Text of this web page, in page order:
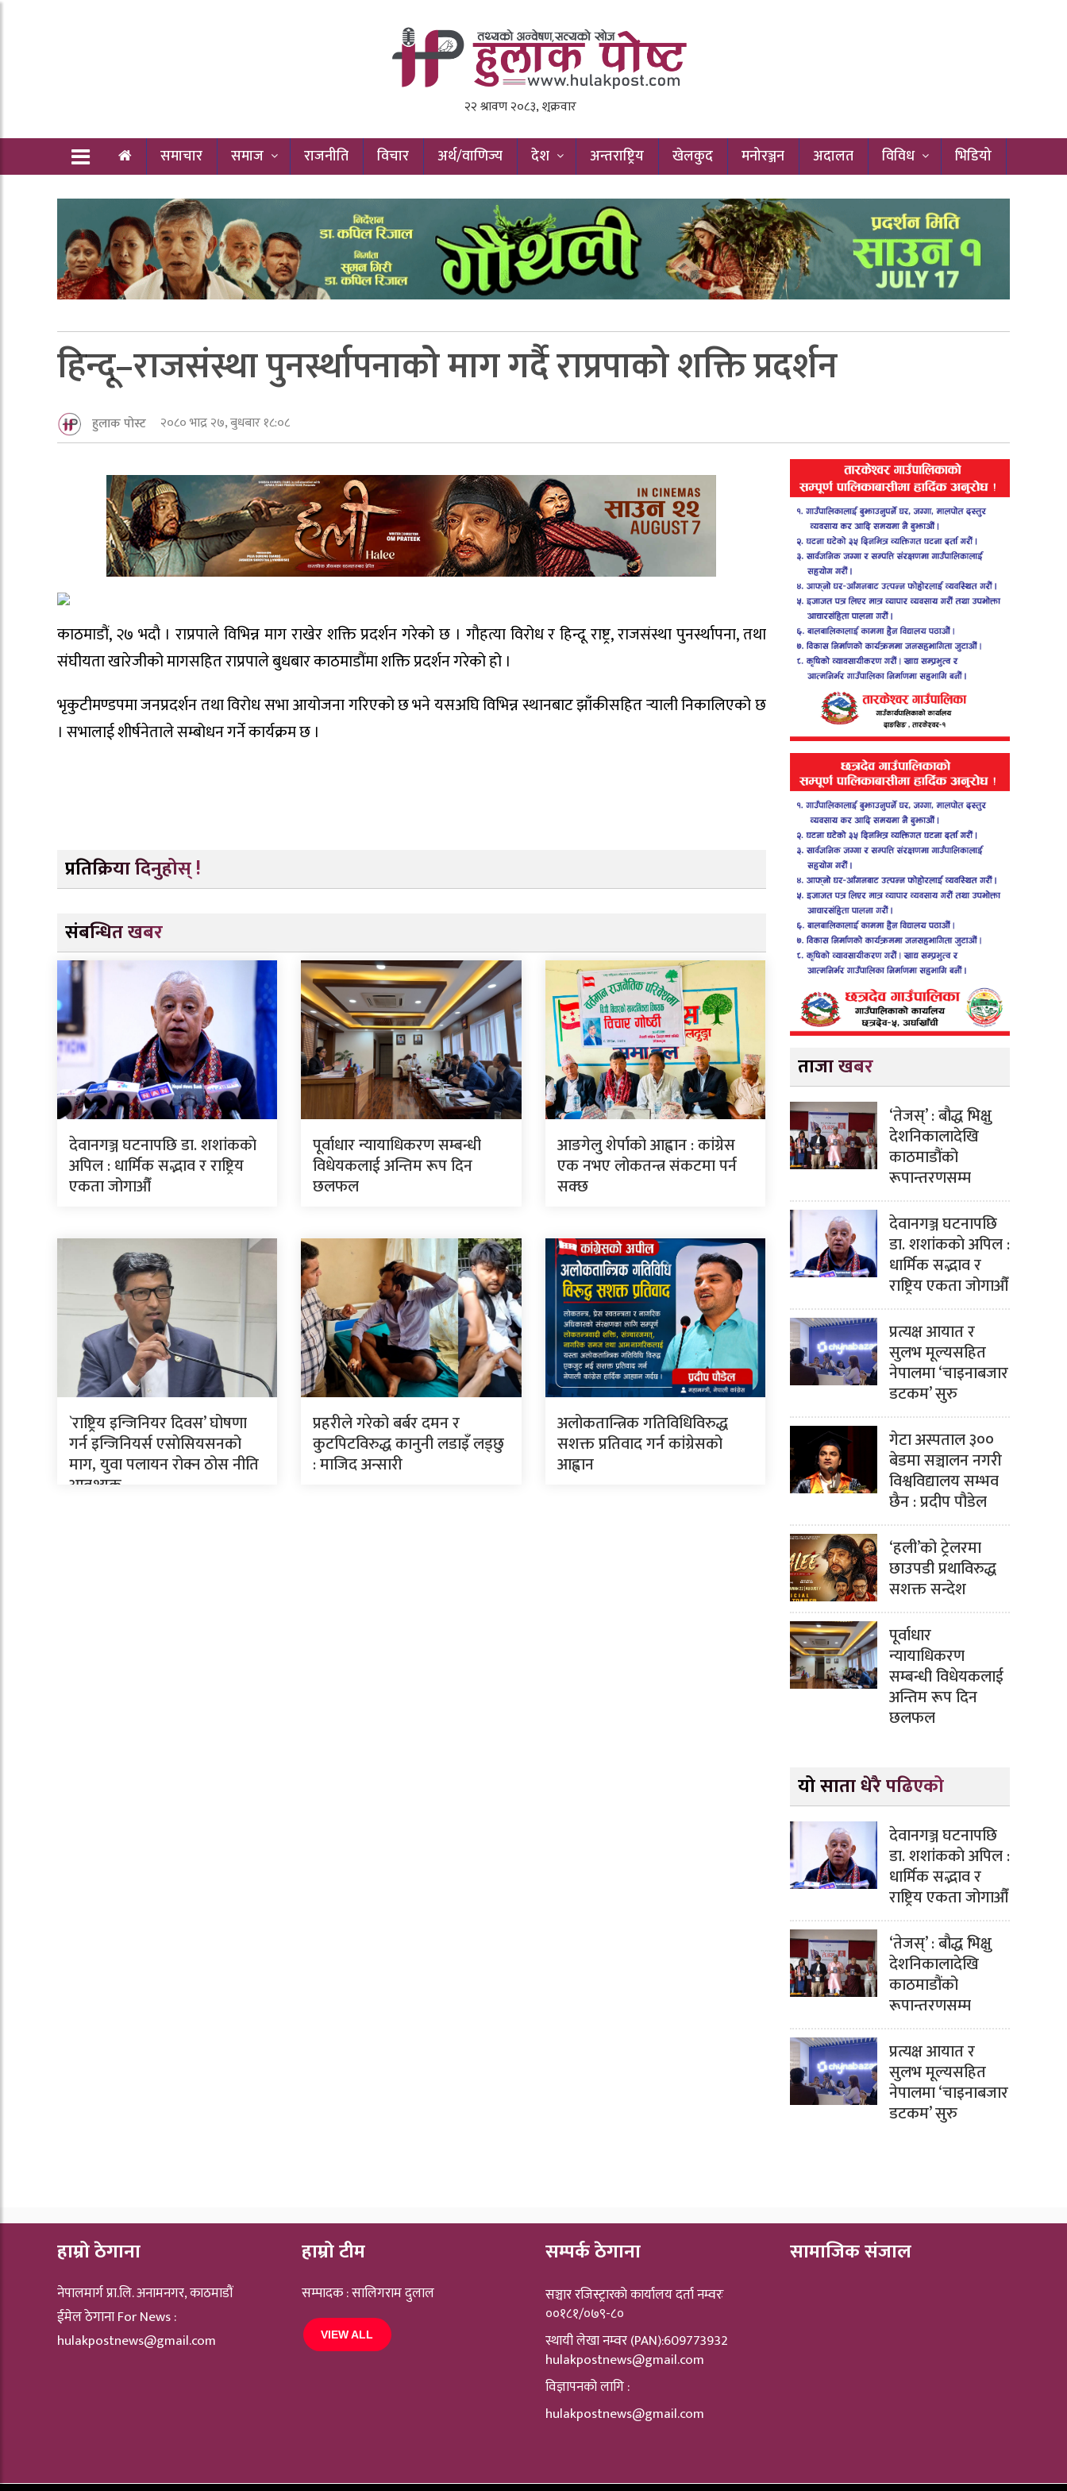
समाचार समाज राजनीति विचार अर्थ/वाणिज्य देश अन्तराष्ट्रिय खेलकुद मनोरञ्जन अदालत विविध भिडियो
हिन्दू–राजसंस्था पुनर्स्थापनाको माग गर्दै राप्रपाको शक्ति प्रदर्शन
हुलाक पोस्ट २०८० भाद्र २७, बुधबार १८:०८
काठमाडौं, २७ भदौ । राप्रपाले विभिन्न माग राखेर शक्ति प्रदर्शन गरेको छ । गौहत्या विरोध र हिन्दू राष्ट्र, राजसंस्था पुनर्स्थापना, तथा
संघीयता खारेजीको मागसहित राप्रपाले बुधबार काठमाडौंमा शक्ति प्रदर्शन गरेको हो ।
भृकुटीमण्डपमा जनप्रदर्शन तथा विरोध सभा आयोजना गरिएको छ भने यसअघि विभिन्न स्थानबाट झाँकीसहित र्‍याली निकालिएको छ
। सभालाई शीर्षनेताले सम्बोधन गर्ने कार्यक्रम छ ।
प्रतिक्रिया दिनुहोस् !
संबन्धित खबर
देवानगञ्ज घटनापछि डा. शशांककाे
अपिल : धार्मिक सद्भाव र राष्ट्रिय
एकता जोगाऔँ
पूर्वाधार न्यायाधिकरण सम्बन्धी
विधेयकलाई अन्तिम रूप दिन
छलफल
आङगेलु शेर्पाको आह्वान : कांग्रेस
एक नभए लोकतन्त्र संकटमा पर्न
सक्छ
`राष्ट्रिय इन्जिनियर दिवस’ घोषणा
गर्न इन्जिनियर्स एसाेसियसनको
माग, युवा पलायन रोक्न ठोस नीति
आवश्यक
प्रहरीले गरेको बर्बर दमन र
कुटपिटविरुद्ध कानुनी लडाइँ लड्छु
: माजिद अन्सारी
अलोकतान्त्रिक गतिविधिविरुद्ध
सशक्त प्रतिवाद गर्न कांग्रेसको
आह्वान
ताजा खबर
‘तेजस्’ : बौद्ध भिक्षु
देशनिकालादेखि
काठमाडौंको
रूपान्तरणसम्म
देवानगञ्ज घटनापछि
डा. शशांककाे अपिल :
धार्मिक सद्भाव र
राष्ट्रिय एकता जोगाऔँ
प्रत्यक्ष आयात र
सुलभ मूल्यसहित
नेपालमा ‘चाइनाबजार
डटकम’ सुरु
गेटा अस्पताल ३००
बेडमा सञ्चालन नगरी
विश्वविद्यालय सम्भव
छैन : प्रदीप पौडेल
‘हली’को ट्रेलरमा
छाउपडी प्रथाविरुद्ध
सशक्त सन्देश
पूर्वाधार
न्यायाधिकरण
सम्बन्धी विधेयकलाई
अन्तिम रूप दिन
छलफल
यो साता धेरै पढिएको
देवानगञ्ज घटनापछि
डा. शशांककाे अपिल :
धार्मिक सद्भाव र
राष्ट्रिय एकता जोगाऔँ
‘तेजस्’ : बौद्ध भिक्षु
देशनिकालादेखि
काठमाडौंको
रूपान्तरणसम्म
प्रत्यक्ष आयात र
सुलभ मूल्यसहित
नेपालमा ‘चाइनाबजार
डटकम’ सुरु
हाम्रो ठेगाना
नेपालमार्ग प्रा.लि. अनामनगर, काठमाडौं
ईमेल ठेगाना For News :
hulakpostnews@gmail.com
हाम्रो टीम
सम्पादक : सालिगराम दुलाल
VIEW ALL
सम्पर्क ठेगाना
सञ्चार रजिस्ट्रारकाे कार्यालय दर्ता नम्वरः
००१८१/०७९-८०
स्थायी लेखा नम्वर (PAN):609773932
hulakpostnews@gmail.com
विज्ञापनको लागि :
hulakpostnews@gmail.com
सामाजिक संजाल